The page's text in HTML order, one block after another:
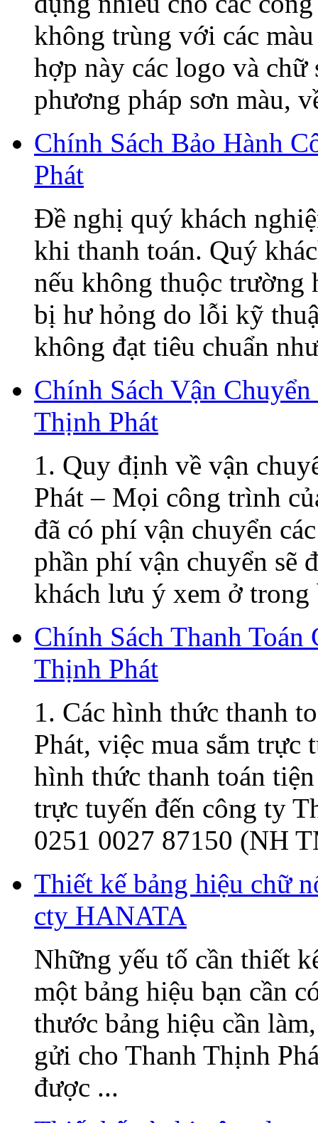
không trùng với các
hợp này các logo và chữ
phương pháp sơn màu,
Chính Sách Bảo Hành
Phát
Đề nghị quý khách
khi thanh toán. Quý
nếu không thuộc trường
bị hư hỏng do lỗi kỹ
không đạt tiêu chuẩn
Chính Sách Vận
Thịnh Phát
1. Quy định về vận
Phát – Mọi công trình
đã có phí vận chuyển
phần phí vận chuyển sẽ
khách lưu ý xem ở trong
Chính Sách Thanh Toán
Thịnh Phát
1. Các hình thức thanh
Phát, việc mua sắm trực
hình thức thanh toán
trực tuyến đến công ty
0251 0027 87150 (NH
Thiết kế bảng hiệu chữ
cty HANATA
Những yếu tố cần thiết
một bảng hiệu bạn cần
thước bảng hiệu cần
gửi cho Thanh Thịnh
được ...